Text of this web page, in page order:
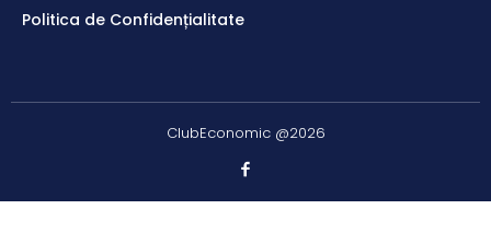
Politica de Confidențialitate
ClubEconomic @2026